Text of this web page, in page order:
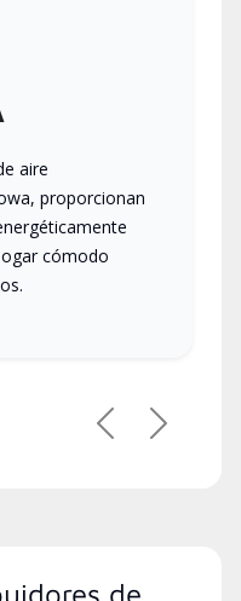
aire
proporcionan
cómodo
Anterior
de